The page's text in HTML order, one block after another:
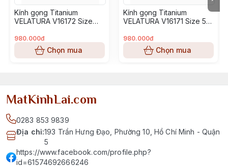
Kính gọng Titanium
VELATURA V16172 Size
980.000đ
Chọn mua
Kính gọng Titanium
VELATURA V16171 Size 53-
980.000đ
Chọn mua
MatKinhLai.com
0283 853 9839
Địa chỉ:193 Trần Hưng Đạo, Phường 10, Hồ Chí Minh - Quận
5
https://www.facebook.com/profile.php?
id=61574692666246